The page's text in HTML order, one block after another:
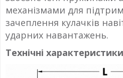
механізмами для
зачеплення кулачків
ударних навантажень.
Технічні характеристики